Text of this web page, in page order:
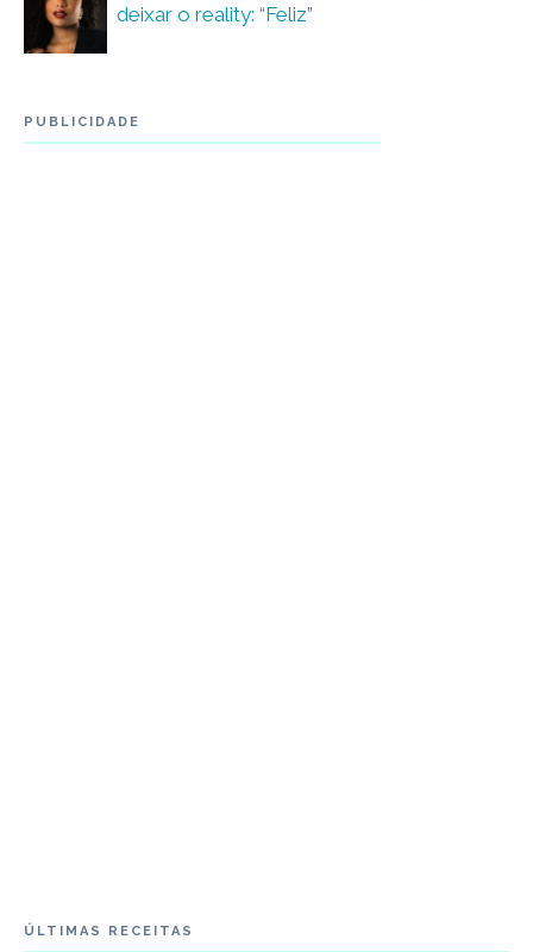
deixar o reality: “Feliz”
PUBLICIDADE
ÚLTIMAS RECEITAS